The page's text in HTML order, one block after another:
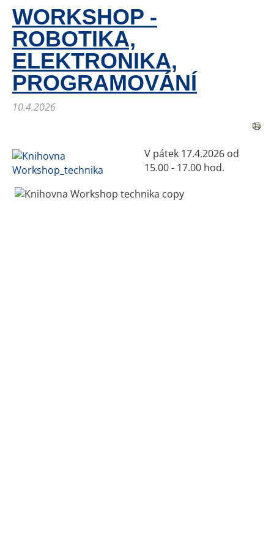
WORKSHOP -
ROBOTIKA,
ELEKTRONIKA,
PROGRAMOVÁNÍ
10.4.2026
V pátek 17.4.2026 od
15.00 - 17.00 hod.